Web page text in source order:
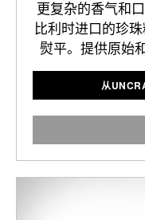
更复杂的香气和
比利时进口的珍
熨平。提供原始
从